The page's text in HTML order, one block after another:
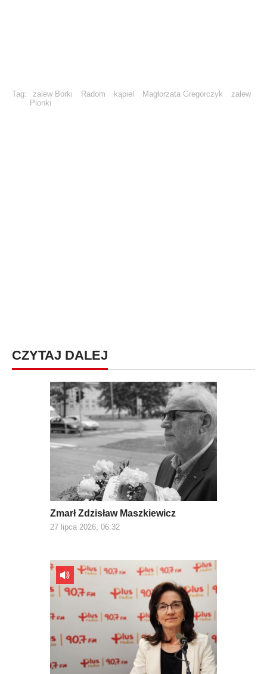
Tag: zalew Borki Radom kąpiel Magłorzata Gregorczyk
zalew
Pionki
CZYTAJ DALEJ
Zmarł Zdzisław Maszkiewicz
27 lipca 2026, 06:32